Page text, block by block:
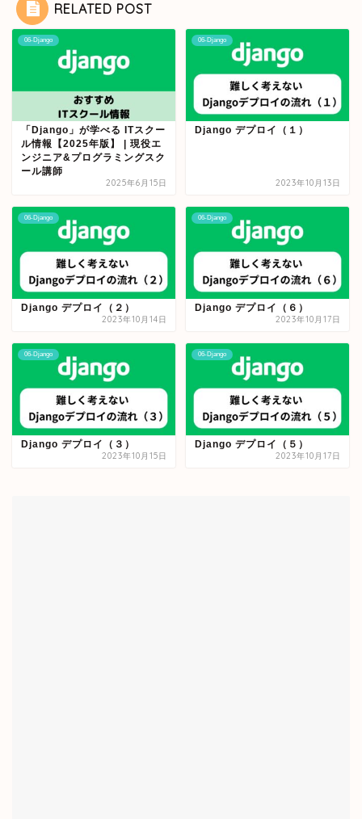
RELATED POST
06-Django
「Django」が学べる ITスクー
ル情報【2025年版】 | 現役エ
ンジニア&プログラミングスク
ール講師
2025年6月15日
06-Django
Django デプロイ（１）
2023年10月13日
06-Django
Django デプロイ（２）
2023年10月14日
06-Django
Django デプロイ（６）
2023年10月17日
06-Django
Django デプロイ（３）
2023年10月15日
06-Django
Django デプロイ（５）
2023年10月17日